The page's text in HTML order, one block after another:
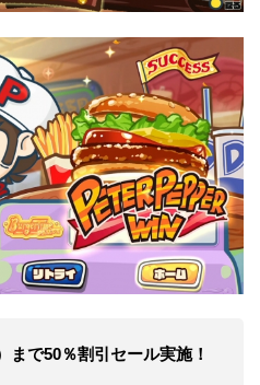
まで50％割引セール実施！